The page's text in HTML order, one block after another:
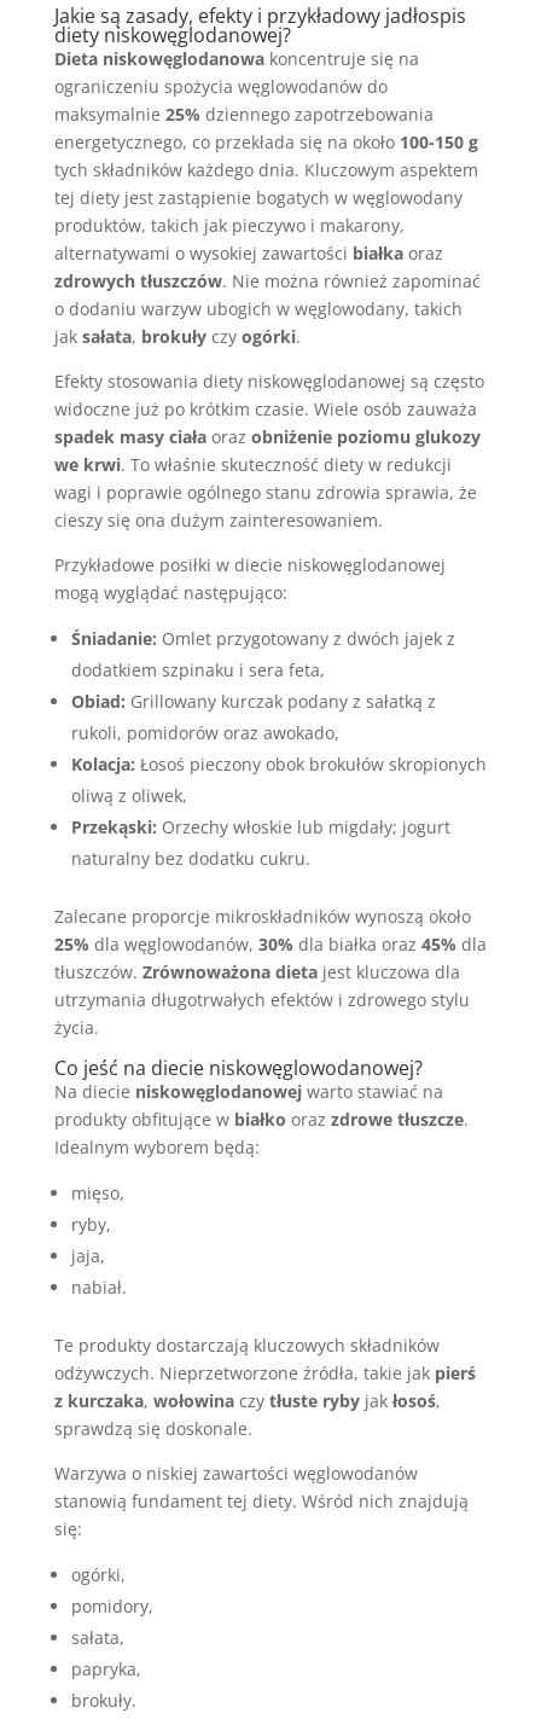
Jakie są zasady, efekty i przykładowy jadłospis
diety niskowęglodanowej?
Dieta niskowęglodanowakoncentruje się na
ograniczeniu spożycia węglowodanów do
maksymalnie 25% dziennego zapotrzebowania
energetycznego, co przekłada się na około 100-150 g
tych składników każdego dnia. Kluczowym aspektem
tej diety jest zastąpienie bogatych w węglowodany
produktów, takich jak pieczywo i makarony,
alternatywami o wysokiej zawartości białkaoraz
zdrowych tłuszczów. Nie można również zapominać
o dodaniu warzyw ubogich w węglowodany, takich
jak sałata, brokułyczy ogórki.
Efekty stosowania diety niskowęglodanowej są często
widoczne już po krótkim czasie. Wiele osób zauważa
spadek masy ciałaoraz obniżenie poziomu glukozy
we krwi. To właśnie skuteczność diety w redukcji
wagi i poprawie ogólnego stanu zdrowia sprawia, że
cieszy się ona dużym zainteresowaniem.
Przykładowe posiłki w diecie niskowęglodanowej
mogą wyglądać następująco:
Śniadanie: Omlet przygotowany z dwóch jajek z
dodatkiem szpinaku i sera feta,
Obiad: Grillowany kurczak podany z sałatką z
rukoli, pomidorów oraz awokado,
Kolacja: Łosoś pieczony obok brokułów skropionych
oliwą z oliwek,
Przekąski: Orzechy włoskie lub migdały; jogurt
naturalny bez dodatku cukru.
Zalecane proporcje mikroskładników wynoszą około
25% dla węglowodanów, 30% dla białka oraz 45% dla
tłuszczów. Zrównoważona dietajest kluczowa dla
utrzymania długotrwałych efektów i zdrowego stylu
życia.
Co jeść na diecie niskowęglowodanowej?
Na diecie niskowęglodanowejwarto stawiać na
produkty obfitujące w białko oraz zdrowe tłuszcze.
Idealnym wyborem będą:
mięso,
ryby,
jaja,
nabiał.
Te produkty dostarczają kluczowych składników
odżywczych. Nieprzetworzone źródła, takie jak pierś
z kurczaka, wołowinaczy tłuste rybyjak łosoś,
sprawdzą się doskonale.
Warzywa o niskiej zawartości węglowodanów
stanowią fundament tej diety. Wśród nich znajdują
się:
ogórki,
pomidory,
sałata,
papryka,
brokuły.